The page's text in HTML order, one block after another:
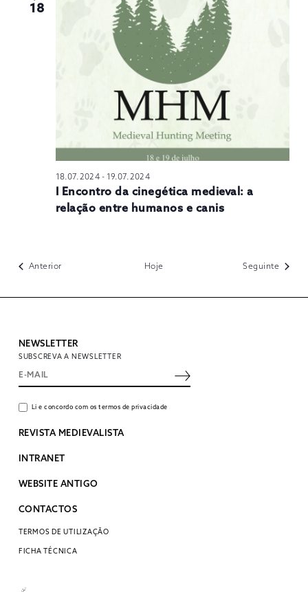
18
18.07.2024- 19.07.2024
I Encontro da cinegética medieval: a
relação entre humanos e canis
AnteriorEventos Hoje Seguinte
NEWSLETTER
SUBSCREVA A NEWSLETTER
Li e concordo com os termos de privacidade
REVISTA MEDIEVALISTA
INTRANET
WEBSITE ANTIGO
CONTACTOS
TERMOS DE UTILIZAÇÃO
FICHA TÉCNICA